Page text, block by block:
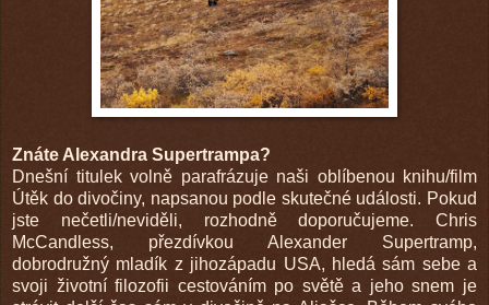
Znáte Alexandra Supertrampa?
Dnešní titulek volně parafrázuje naši oblíbenou knihu/film
Útěk do divočiny, napsanou podle skutečné události. Pokud
jste nečetli/neviděli, rozhodně doporučujeme. Chris
McCandless, přezdívkou Alexander Supertramp,
dobrodružný mladík z jihozápadu USA, hledá sám sebe a
svoji životní filozofii cestováním po světě a jeho snem je